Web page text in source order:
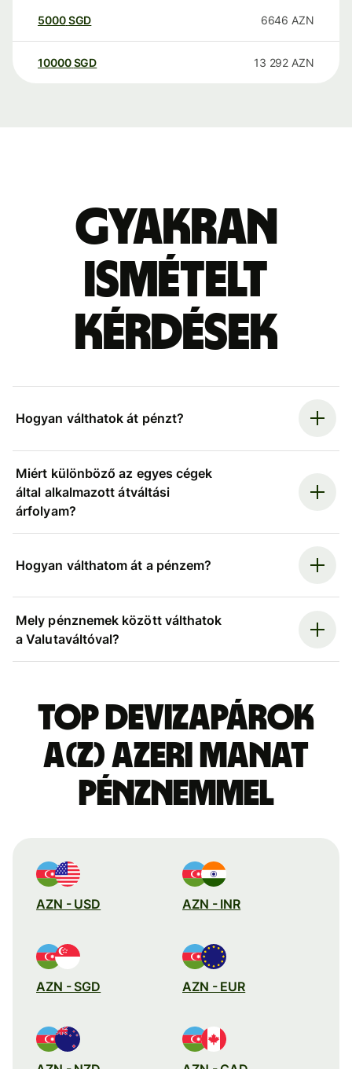
5000SGD 6646 AZN
10000 SGD 13 292 AZN
Gyakran
ismételt
kérdések
Hogyan válthatok át pénzt?
Miért különböző az egyes cégek
által alkalmazott átváltási
árfolyam?
Hogyan válthatom át a pénzem?
Mely pénznemek között válthatok
a Valutaváltóval?
Top devizapárok
a(z) azeri manat
pénznemmel
AZN - USD AZN - INR
AZN - SGD AZN - EUR